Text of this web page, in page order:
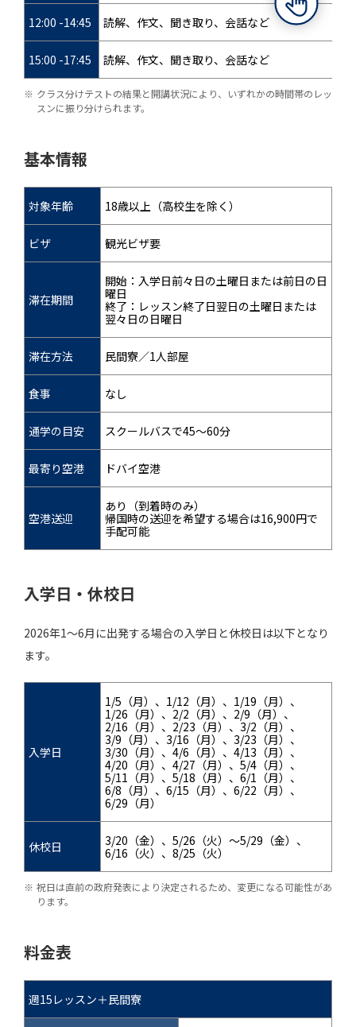
12:00 -14:45 読解、作文、聞き取り、会話など
15:00 -17:45 読解、作文、聞き取り、会話など
クラス分けテストの結果と開講状況により、いずれかの時間帯のレッ
スンに振り分けられます。
基本情報
対象年齢 18歳以上（高校生を除く）
ビザ 観光ビザ要
滞在期間
開始：入学日前々日の土曜日または前日の日
曜日
終了：レッスン終了日翌日の土曜日または
翌々日の日曜日
滞在方法 民間寮／1人部屋
食事 なし
通学の目安 スクールバスで45～60分
最寄り空港 ドバイ空港
空港送迎
あり（到着時のみ）
帰国時の送迎を希望する場合は16,900円で
手配可能
入学日・休校日
2026年1～6月に出発する場合の入学日と休校日は以下となり
ます。
入学日
1/5（月）、1/12（月）、1/19（月）、
1/26（月）、2/2（月）、2/9（月）、
2/16（月）、2/23（月）、3/2（月）、
3/9（月）、3/16（月）、3/23（月）、
3/30（月）、4/6（月）、4/13（月）、
4/20（月）、4/27（月）、5/4（月）、
5/11（月）、5/18（月）、6/1（月）、
6/8（月）、6/15（月）、6/22（月）、
6/29（月）
休校日
3/20（金）、5/26（火）～5/29（金）、
6/16（火）、8/25（火）
祝日は直前の政府発表により決定されるため、変更になる可能性があ
ります。
料金表
週15レッスン＋民間寮